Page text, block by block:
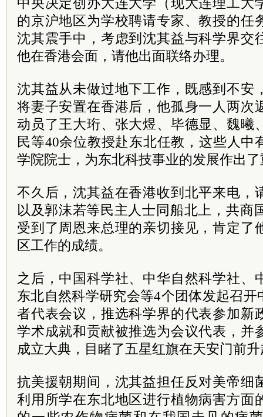
的京沪地区为学校聘请专家、教授的任
沈其震手中，考虑到沈其益与科学界交
他在香港会面，请他出面联络办理。
沈其益从未做过地下工作，既感到不安
将妻子安置在香港后，他孤身一人两次
动员了王大珩、张大煜、毕德显、魏曦
民等40余位教授赴东北任教，这些人中
学院院士 ，为东北科技事业的发展作出
不久后，沈其益在香港收到北平来电，
以及郭沫若等民主 人士同船北上，共商
受到了周恩来总理的亲切接见，肯定了
区工作的成绩。
之后，中国科学社、中华自然科学社、
东北自然科学研究会等4个团体发起召
者代表会议，推选科学界的代表参加新
学术成就和贡献被推选为会议代表，并
成立大典，目睹了五星红旗在天安门前
抗美援朝期间，沈其益担任反对美帝细
利用所学在东北地区进行植物病害方面